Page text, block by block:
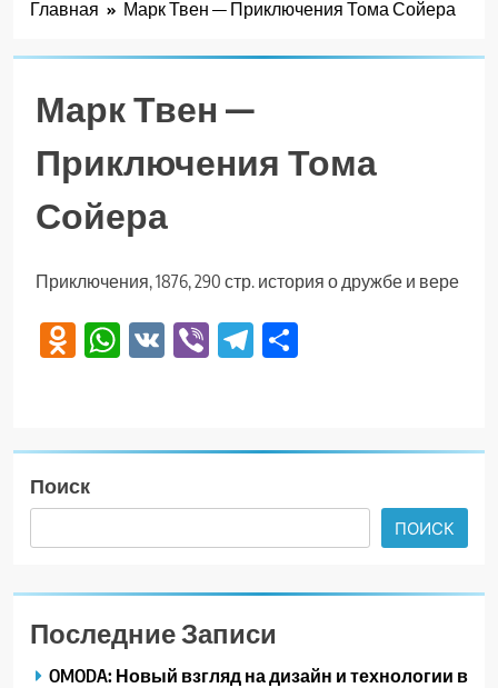
Главная Марк Твен — Приключения Тома Сойера
Марк Твен —
Приключения Тома
Сойера
Приключения, 1876, 290 стр. история о дружбе и вере
Odnoklassniki
WhatsApp
VK ViberTelegram
Поиск
ПОИСК
Последние Записи
OMODA: Новый взгляд на дизайн и технологии в